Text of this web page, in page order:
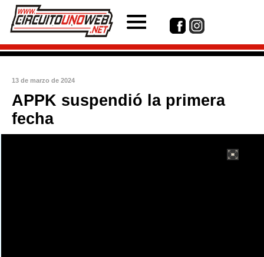
13 de marzo de 2024
APPK suspendió la primera
fecha